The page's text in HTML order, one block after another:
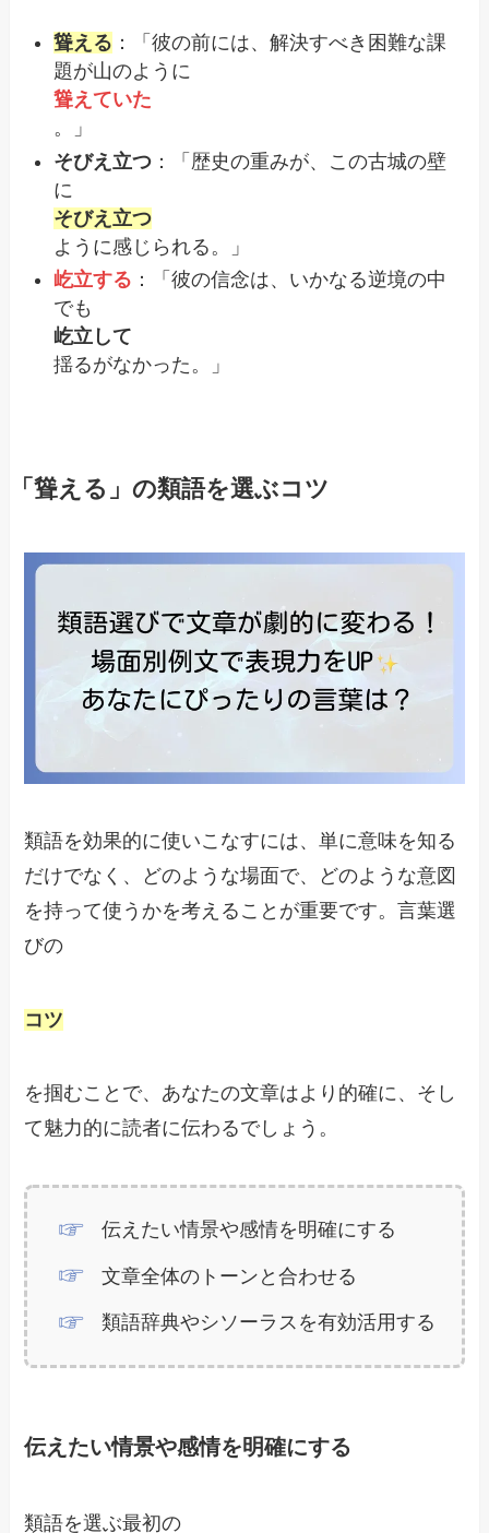
聳える ：「彼の前には、解決すべき困難な課
題が山のように
聳えていた
。」
そびえ立つ ：「歴史の重みが、この古城の壁
に
そびえ立つ
ように感じられる。」
屹立する ：「彼の信念は、いかなる逆境の中
でも
屹立して
揺るがなかった。」
「聳える」の類語を選ぶコツ
類語を効果的に使いこなすには、単に意味を知る
だけでなく、どのような場面で、どのような意図
を持って使うかを考えることが重要です。言葉選
びの
コツ
を掴むことで、あなたの文章はより的確に、そし
て魅力的に読者に伝わるでしょう。
伝えたい情景や感情を明確にする
文章全体のトーンと合わせる
類語辞典やシソーラスを有効活用する
伝えたい情景や感情を明確にする
類語を選ぶ最初の